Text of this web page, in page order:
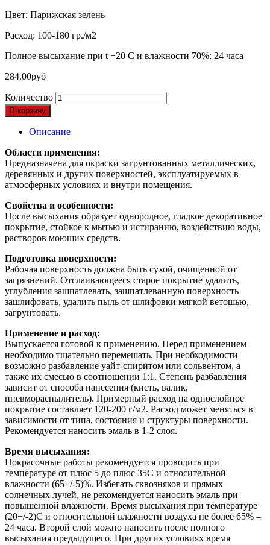
Цвет: Парижская зелень
Расход: 100-180 гр./м2
Полное высыхание при t +20 С и влажности 70%: 24 часа
284.00руб
Количество
В корзину
Описание
Области применения:
Предназначена для окраски загрунтованных металлических,
деревянных и других поверхностей, эксплуатируемых в
атмосферных условиях и внутри помещения.
Свойства и особенности:
После высыхания образует однородное, гладкое декоративное
покрытие, стойкое к мытью и истиранию, воздействию воды,
растворов моющих средств.
Подготовка поверхности:
Рабочая поверхность должна быть сухой, очищенной от
загрязнений. Отслаивающееся старое покрытие удалить,
углубления зашпатлевать, зашпатлеванную поверхность
зашлифовать, удалить пыль от шлифовки мягкой ветошью,
загрунтовать.
Применение и расход:
Выпускается готовой к применению. Перед применением
необходимо тщательно перемешать. При необходимости
возможно разбавление уайт-спиритом или сольвентом, а
также их смесью в соотношении 1:1. Степень разбавления
зависит от способа нанесения (кисть, валик,
пневмораспылитель). Примерный расход на однослойное
покрытие составляет 120-200 г/м2. Расход может меняться в
зависимости от типа, состояния и структуры поверхности.
Рекомендуется наносить эмаль в 1-2 слоя.
Время высыхания:
Покрасочные работы рекомендуется проводить при
температуре от плюс 5 до плюс 35С и относительной
влажности (65+/-5)%. Избегать сквозняков и прямых
солнечных лучей, не рекомендуется наносить эмаль при
повышенной влажности. Время высыхания при температуре
(20+/-2)С и относительной влажности воздуха не более 65% –
24 часа. Второй слой можно наносить после полного
высыхания предыдущего. При других условиях время